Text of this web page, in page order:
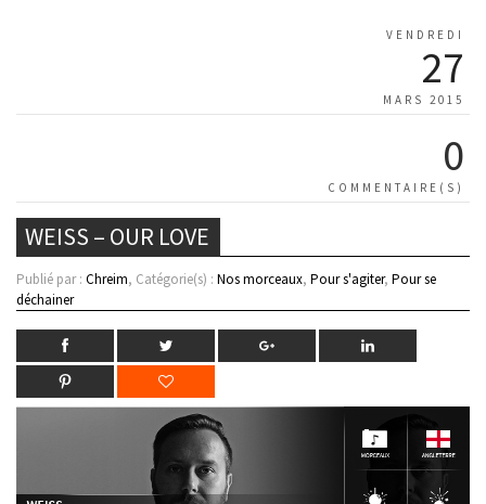
VENDREDI
27
MARS 2015
0
COMMENTAIRE(S)
WEISS – OUR LOVE
Publié par : Chreim, Catégorie(s) : Nos morceaux, Pour s'agiter, Pour se
déchainer